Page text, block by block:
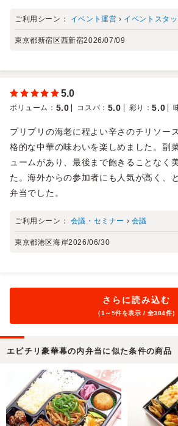
ご利用シーン： イベント運営 › イベントスタッ
東京都新宿区西新宿2026/07/09
5.0
ボリューム ： 5.0 コスパ ： 5.0 彩り ：5.0
プリプリの海老に程よい辛さのチリソー
格的な中華の味わいを楽しめました。副
ュームがあり、最後まで飽きることなく
た。海外からの参加者にも人気が高く、
弁当でした。
ご利用シーン： 会議・セミナー › 会議
東京都港区海岸2026/06/30
さらに読み込む
（1～5件を表示 / 全384件）
エビチリ豪華幕の内弁当に似た条件の商品